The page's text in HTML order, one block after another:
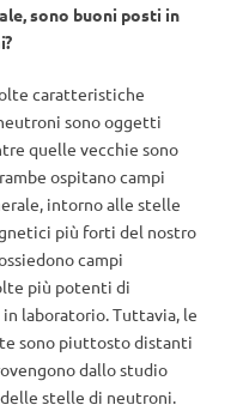
sono buoni posti in
caratteristiche
sono oggetti
quelle vecchie sono
ospitano campi
intorno alle stelle
più forti del nostro
campi
più potenti di
in laboratorio. Tuttavia, le
sono piuttosto distanti
dallo studio
stelle di neutroni.